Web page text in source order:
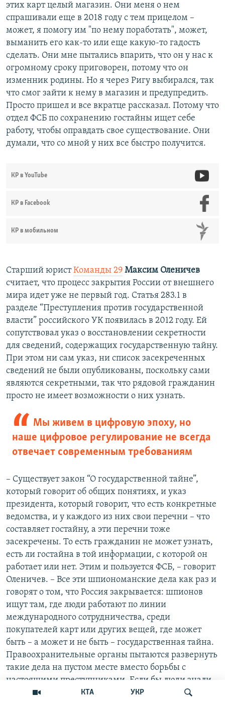
КТА УКР
этих карт целый магазин. Они меня о нем
спрашивали еще в 2018 году с тем прицелом –
может, я помогу им "по нему поработать", может,
выманить его как-то или еще какую-то гадость
сделать. Они мне пытались впарить, что он у нас к
огромному сроку приговорен, потому что он
изменник родины. Но я через Ригу выбирался, так
что смог зайти к нему в магазин и предупредить.
Просто пришел и все вкратце рассказал. Потому что
отдел ФСБ по сохранению гостайны ищет себе
работу, чтобы оправдать свое существование. Они
думали, что со мной у них все быстро получится.
КР в YouTube
КР в Facebook
КР в мобильном
Старший юристКоманды 29 Максим Оленичев
считает, что процесс закрытия России от внешнего
мира идет уже не первый год. Статья 283.1 в
разделе “Преступления против государственной
власти” российского УК появилась в 2012 году. Ей
сопутствовал указ о восстановлении секретности
для сведений, содержащих государственную тайну.
При этом ни сам указ, ни список засекреченных
сведений не были опубликованы, поскольку сами
являются секретными, так что рядовой гражданин
просто не имеет возможности о них узнать.
Мы живем в цифровую эпоху, но
наше цифровое регулирование не всегда
отвечает современным требованиям
– Существует закон “О государственной тайне”,
который говорит об общих понятиях, и указ
президента, который говорит, что есть конкретные
ведомства, и у каждого из них свои перечни – что
составляет гостайну, а эти перечни тоже
засекречены. То есть гражданин не может узнать,
есть ли гостайна в той информации, с которой он
работает или нет. Этим и пользуется ФСБ, – говорит
Оленичев. – Все эти шпиономанские дела как раз и
говорят о том, что Россия закрывается: шпионов
ищут там, где люди работают по линии
международного сотрудничества, среди
покупателей карт или других вещей, где может
быть – а может и не быть – государственная тайна.
Правоохранительные органы пытаются развернуть
такие дела на пустом месте вместо борьбы с
настоящими преступниками. Если бы люди знали,
что они получают запрещенные сведения, они бы